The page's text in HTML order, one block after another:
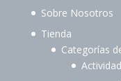
Sobre Nosotros
Tienda
Categorías